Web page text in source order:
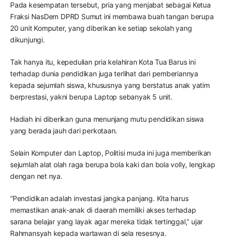
Pada kesempatan tersebut, pria yang menjabat sebagai Ketua
Fraksi NasDem DPRD Sumut ini membawa buah tangan berupa
20 unit Komputer, yang diberikan ke setiap sekolah yang
dikunjungi.
Tak hanya itu, kepedulian pria kelahiran Kota Tua Barus ini
terhadap dunia pendidikan juga terlihat dari pemberiannya
kepada sejumlah siswa, khususnya yang berstatus anak yatim
berprestasi, yakni berupa Laptop sebanyak 5 unit.
Hadiah ini diberikan guna menunjang mutu pendidikan siswa
yang berada jauh dari perkotaan.
Selain Komputer dan Laptop, Politisi muda ini juga memberikan
sejumlah alat olah raga berupa bola kaki dan bola volly, lengkap
dengan net nya.
“Pendidikan adalah investasi jangka panjang. Kita harus
memastikan anak-anak di daerah memiliki akses terhadap
sarana belajar yang layak agar mereka tidak tertinggal,” ujar
Rahmansyah kepada wartawan di sela resesnya.